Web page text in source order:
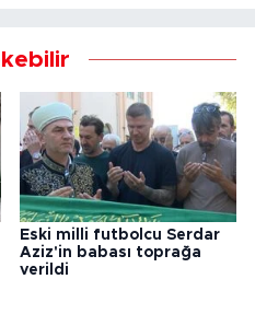
Eski milli futbolcu Serdar
Aziz'in babası toprağa
verildi